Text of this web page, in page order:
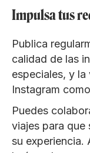
Impulsa tus
Publica
calidad de las
especiales, y
Instagram
Puedes
viajes para que
su experiencia.